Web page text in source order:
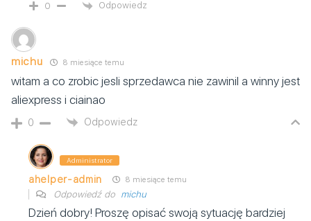
0 Odpowiedz
michu 8 miesiące temu
witam a co zrobic jesli sprzedawca nie zawinil a winny jest
aliexpress i ciainao
0 Odpowiedz
Administrator
ahelper-admin 8 miesiące temu
Odpowiedź do michu
Dzień dobry! Proszę opisać swoją sytuację bardziej